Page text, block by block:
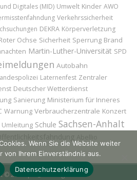
Digitales (MID) Umwelt Kinder AWO
Verkehrssicherheit
DEKRA Körperverletzung
Ochse Sicherheit Sperrung Brand
Martin-Luther-Universität SPD
Autobahn
Laternenfest Zentraler
Deutscher Wetterdienst
Sanierung Ministerium für Inneres
Warnung Verbraucherzentrale Konzert
Umleitung Schule Sachsen-Anhalt
© 2026 | H@llAnzeiger
Wenn Sie die Website weiter
von Ihrem Einverständnis aus.
Datenschutzerklärung